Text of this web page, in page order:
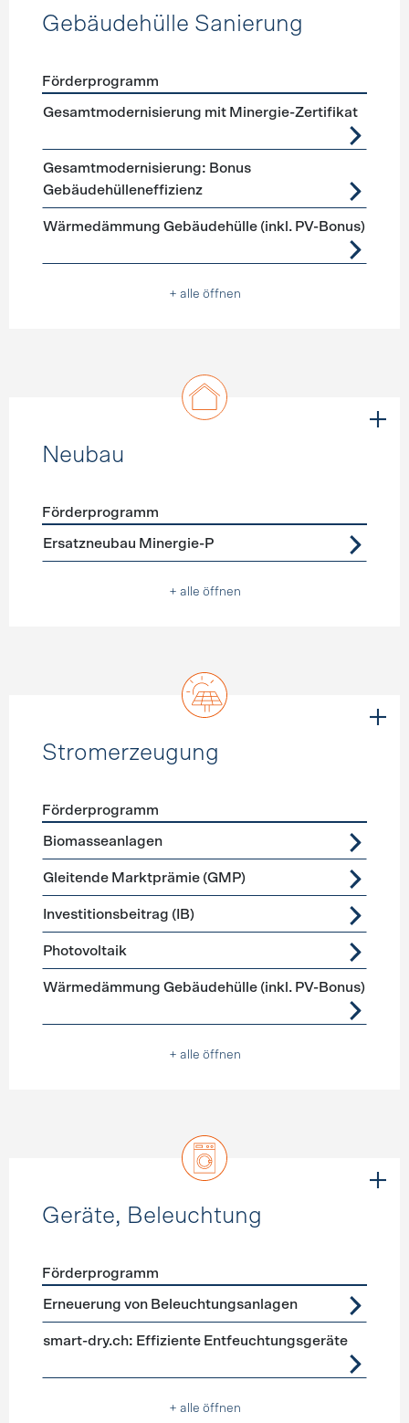
Gebäudehülle Sanierung
Förderprogramme Gebäudehülle Sanierung
Förderprogramm
Gesamtmodernisierung mit Minergie-Zertifikat
Gesamtmodernisierung: Bonus
Gebäudehülleneffizienz
Wärmedämmung Gebäudehülle (inkl. PV-Bonus)
+ alle öffnen
Neubau
Förderprogramme Neubau
Förderprogramm
Ersatzneubau Minergie-P
+ alle öffnen
Stromerzeugung
Förderprogramme
Förderprogramm
Biomasseanlagen
Gleitende Marktprämie (GMP)
Investitionsbeitrag (IB)
Photovoltaik
Wärmedämmung Gebäudehülle (inkl. PV-Bonus)
+ alle öffnen
Geräte, Beleuchtung
Förderprogramme Geräte, Beleuchtung
Förderprogramm
Erneuerung von Beleuchtungsanlagen
smart-dry.ch: Effiziente Entfeuchtungsgeräte
+ alle öffnen